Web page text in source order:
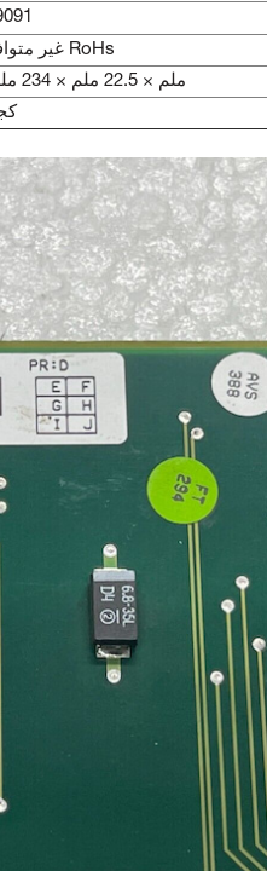
غير متوافق مع RoHs
324 ملم × 22.5 ملم × 234 ملم